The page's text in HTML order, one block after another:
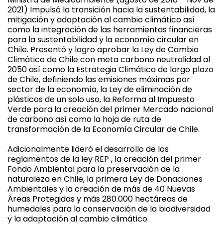
2021) Impulsó la transición hacia la sustentabilidad, la
mitigación y adaptación al cambio climático así
como la integración de las herramientas financieras
para la sustentabilidad y la economía circular en
Chile. Presentó y logro aprobar la Ley de Cambio
Climático de Chile con meta carbono neutralidad al
2050 así como la Estrategia Climática de largo plazo
de Chile, definiendo las emisiones máximas por
sector de la economía, la Ley de eliminación de
plásticos de un solo uso, la Reforma al Impuesto
Verde para la creación del primer Mercado nacional
de carbono así como la hoja de ruta de
transformación de la Economía Circular de Chile.
Adicionalmente lideró el desarrollo de los
reglamentos de la ley REP , la creación del primer
Fondo Ambiental para la preservación de la
naturaleza en Chile, la primera Ley de Donaciones
Ambientales y la creación de más de 40 Nuevas
Áreas Protegidas y más 280.000 hectáreas de
humedales para la conservación de la biodiversidad
y la adaptación al cambio climático.